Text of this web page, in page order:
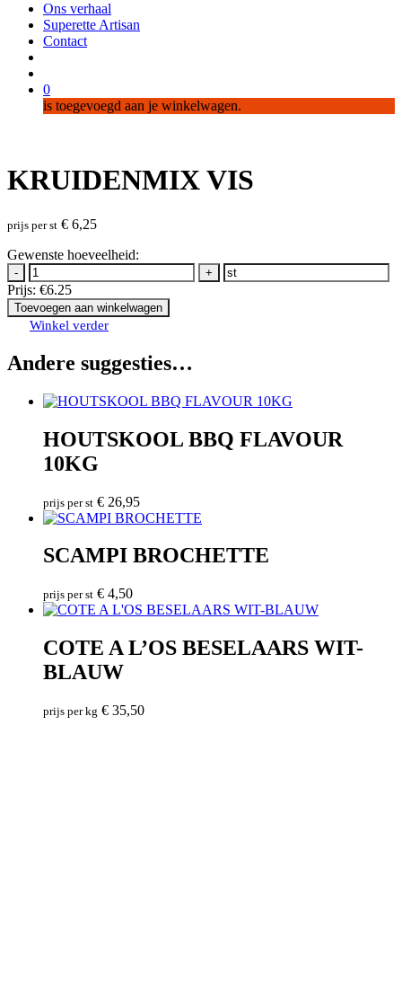
Ons verhaal
Superette Artisan
Contact
0
is toegevoegd aan je winkelwagen.
KRUIDENMIX VIS
prijs per st € 6,25
Gewenste hoeveelheid:
- +
Prijs: €6.25
Toevoegen aan winkelwagen
Winkel verder
Andere suggesties…
HOUTSKOOL BBQ FLAVOUR
10KG
prijs per st € 26,95
SCAMPI BROCHETTE
prijs per st € 4,50
COTE A L’OS BESELAARS WIT-
BLAUW
prijs per kg € 35,50